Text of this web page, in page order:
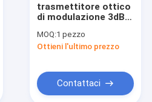
trasmettitore ottico
di modulazione 3dB
1550nm
MOQ:1 pezzo
Ottieni l'ultimo prezzo
Contattaci